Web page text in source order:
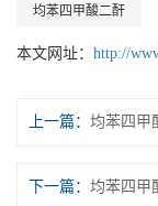
均苯四甲酸二酐
本文网址： http://
上一篇：
下一篇：